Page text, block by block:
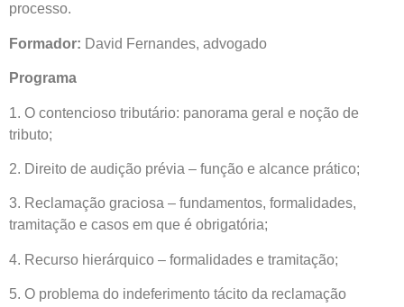
processo.
Formador: David Fernandes, advogado
Programa
1. O contencioso tributário: panorama geral e noção de
tributo;
2. Direito de audição prévia – função e alcance prático;
3. Reclamação graciosa – fundamentos, formalidades,
tramitação e casos em que é obrigatória;
4. Recurso hierárquico – formalidades e tramitação;
5. O problema do indeferimento tácito da reclamação